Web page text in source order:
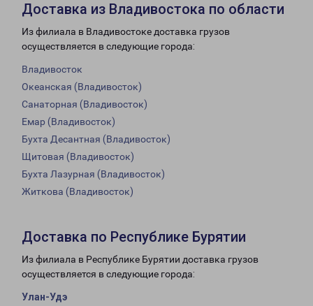
Доставка из Владивостока по области
Из филиала в Владивостоке доставка грузов
осуществляется в следующие города:
Владивосток
Океанская (Владивосток)
Санаторная (Владивосток)
Емар (Владивосток)
Бухта Десантная (Владивосток)
Щитовая (Владивосток)
Бухта Лазурная (Владивосток)
Житкова (Владивосток)
Доставка по Республике Бурятии
Из филиала в Республике Бурятии доставка грузов
осуществляется в следующие города:
Улан-Удэ